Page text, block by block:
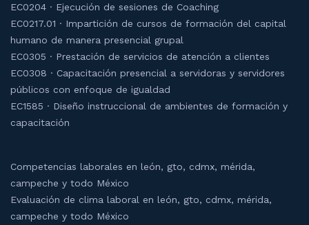
EC0204 · Ejecución de sesiones de Coaching
EC0217.01 · Impartición de cursos de formación del capital
humano de manera presencial grupal
EC0305 · Prestación de servicios de atención a clientes
EC0308 · Capacitación presencial a servidoras y servidores
públicos con enfoque de igualdad
EC1585 · Diseño instruccional de ambientes de formación y
capacitación
Competencias laborales en león, gto, cdmx, mérida,
campeche y todo México
Evaluación de clima laboral en león, gto, cdmx, mérida,
campeche y todo México